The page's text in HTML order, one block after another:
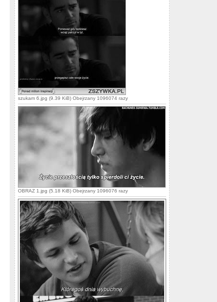
szukam 6.jpg (9.39 KiB) Obejrzany 1096074 razy
OBRAZ 1.jpg (5.18 KiB) Obejrzany 1096076 razy